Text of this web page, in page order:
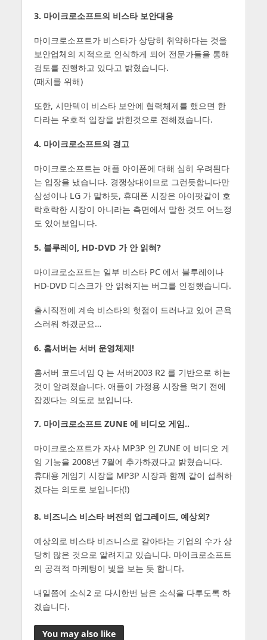
3. 마이크로소프트의 비스타 보안대응
마이크로소프트가 비스타가 상당히 취약하다는 것을
보안업체의 지적으로 인식하게 되어 전문가들을 통해
검토를 진행하고 있다고 밝혔습니다.
(패치를 위해)
또한, 시만텍이 비스타 보안에 협력체제를 했으면 한
다라는 우호적 입장을 밝힌것으로 전해졌습니다.
4. 마이크로소프트의 경고
마이크로소프트는 애플 아이폰에 대해 심히 우려된다
는 입장을 냈습니다. 경쟁상대이므로 그런듯합니다만
삼성이나 LG 가 말하듯, 휴대폰 시장은 아이팟같이 호
락호락한 시장이 아니라는 측면에서 말한 것도 어느정
도 있어보입니다.
5. 블루레이, HD-DVD 가 안 읽혀?
마이크로소프트는 일부 비스타 PC 에서 블루레이나
HD-DVD 디스크가 안 읽혀지는 버그를 인정했습니다.
출시직전에 계속 비스타의 헛점이 드러나고 있어 곤욕
스러워 하겠군요…
6. 홈서버는 서버 운영체제!
홈서버 코드네임 Q 는 서버2003 R2 를 기반으로 하는
것이 알려졌습니다. 애플이 가정용 시장을 먹기 전에
잡겠다는 의도로 보입니다.
7. 마이크로소프트 ZUNE 에 비디오 게임..
마이크로소프트가 자사 MP3P 인 ZUNE 에 비디오 게
임 기능을 2008년 7월에 추가하겠다고 밝혔습니다.
휴대용 게임기 시장을 MP3P 시장과 함께 같이 섭취하
겠다는 의도로 보입니다(!)
8. 비즈니스 비스타 버전의 업그레이드, 예상외?
예상외로 비스타 비즈니스로 갈아타는 기업의 수가 상
당히 많은 것으로 알려지고 있습니다. 마이크로소프트
의 공격적 마케팅이 빛을 보는 듯 합니다.
내일쯤에 소식2 로 다시한번 남은 소식을 다루도록 하
겠습니다.
You may also like